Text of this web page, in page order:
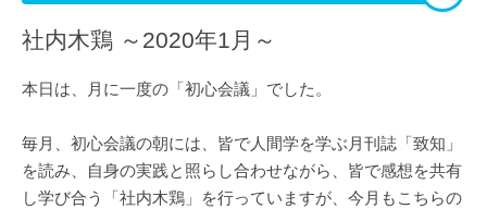
社内木鶏 ～2020年1月～
本日は、月に一度の「初心会議」でした。
毎月、初心会議の朝には、皆で人間学を学ぶ月刊誌「致知」
を読み、自身の実践と照らし合わせながら、皆で感想を共有
し学び合う「社内木鶏」を行っていますが、今月もこちらの